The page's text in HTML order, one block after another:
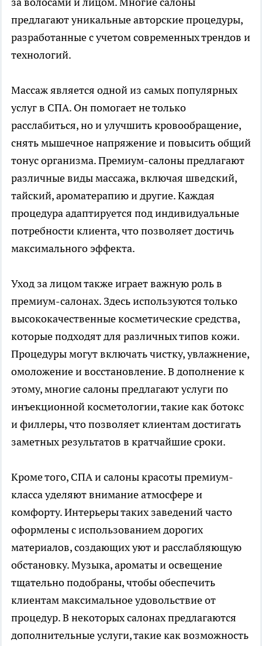
предлагают уникальные авторские процедуры,
разработанные с учетом современных трендов и
технологий.
Массаж является одной из самых популярных
услуг в СПА. Он помогает не только
расслабиться, но и улучшить кровообращение,
снять мышечное напряжение и повысить общий
тонус организма. Премиум-салоны предлагают
различные виды массажа, включая шведский,
тайский, ароматерапию и другие. Каждая
процедура адаптируется под индивидуальные
потребности клиента, что позволяет достичь
максимального эффекта.
Уход за лицом также играет важную роль в
премиум-салонах. Здесь используются только
высококачественные косметические средства,
которые подходят для различных типов кожи.
Процедуры могут включать чистку, увлажнение,
омоложение и восстановление. В дополнение к
этому, многие салоны предлагают услуги по
инъекционной косметологии, такие как ботокс
и филлеры, что позволяет клиентам достигать
заметных результатов в кратчайшие сроки.
Кроме того, СПА и салоны красоты премиум-
класса уделяют внимание атмосфере и
комфорту. Интерьеры таких заведений часто
оформлены с использованием дорогих
материалов, создающих уют и расслабляющую
обстановку. Музыка, ароматы и освещение
тщательно подобраны, чтобы обеспечить
клиентам максимальное удовольствие от
процедур. В некоторых салонах предлагаются
дополнительные услуги, такие как возможность